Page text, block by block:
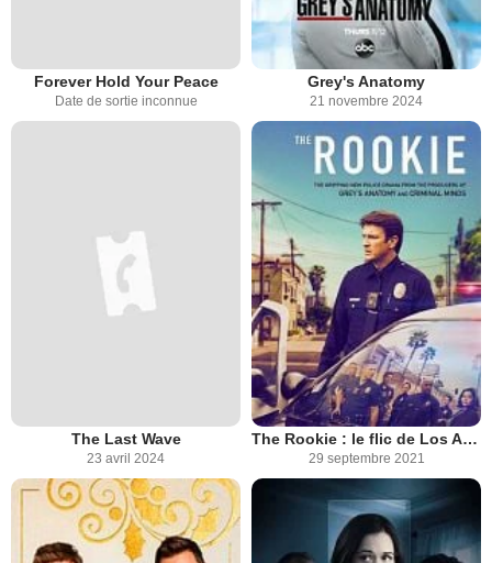
Forever Hold Your Peace
Date de sortie inconnue
Grey's Anatomy
21 novembre 2024
The Last Wave
23 avril 2024
The Rookie : le flic de Los Angeles
29 septembre 2021